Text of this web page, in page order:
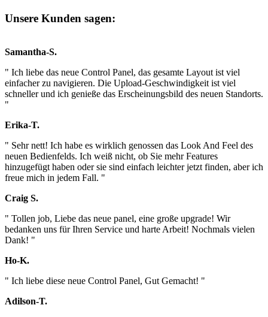
Unsere Kunden sagen:
Samantha-S.
" Ich liebe das neue Control Panel, das gesamte Layout ist viel
einfacher zu navigieren. Die Upload-Geschwindigkeit ist viel
schneller und ich genieße das Erscheinungsbild des neuen Standorts.
"
Erika-T.
" Sehr nett! Ich habe es wirklich genossen das Look And Feel des
neuen Bedienfelds. Ich weiß nicht, ob Sie mehr Features
hinzugefügt haben oder sie sind einfach leichter jetzt finden, aber ich
freue mich in jedem Fall. "
Craig S.
" Tollen job, Liebe das neue panel, eine große upgrade! Wir
bedanken uns für Ihren Service und harte Arbeit! Nochmals vielen
Dank! "
Ho-K.
" Ich liebe diese neue Control Panel, Gut Gemacht! "
Adilson-T.